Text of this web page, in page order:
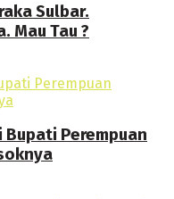
Sulbar.
Mau Tau ?
Perempuan